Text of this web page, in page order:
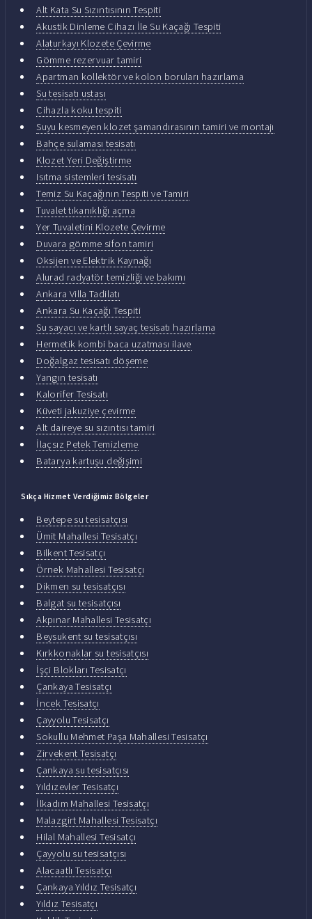
Alt Kata Su Sızıntısının Tespiti
Akustik Dinleme Cihazı İle Su Kaçağı Tespiti
Alaturkayı Klozete Çevirme
Gömme rezervuar tamiri
Apartman kollektör ve kolon boruları hazırlama
Su tesisatı ustası
Cihazla koku tespiti
Suyu kesmeyen klozet şamandırasının tamiri ve montajı
Bahçe sulaması tesisatı
Klozet Yeri Değiştirme
Isıtma sistemleri tesisatı
Temiz Su Kaçağının Tespiti ve Tamiri
Tuvalet tıkanıklığı açma
Yer Tuvaletini Klozete Çevirme
Duvara gömme sifon tamiri
Oksijen ve Elektrik Kaynağı
Alurad radyatör temizliği ve bakımı
Ankara Villa Tadilatı
Ankara Su Kaçağı Tespiti
Su sayacı ve kartlı sayaç tesisatı hazırlama
Hermetik kombi baca uzatması ilave
Doğalgaz tesisatı döşeme
Yangın tesisatı
Kalorifer Tesisatı
Küveti jakuziye çevirme
Alt daireye su sızıntısı tamiri
İlaçsız Petek Temizleme
Batarya kartuşu değişimi
Sıkça Hizmet Verdiğimiz Bölgeler
Beytepe su tesisatçısı
Ümit Mahallesi Tesisatçı
Bilkent Tesisatçı
Örnek Mahallesi Tesisatçı
Dikmen su tesisatçısı
Balgat su tesisatçısı
Akpınar Mahallesi Tesisatçı
Beysukent su tesisatçısı
Kırkkonaklar su tesisatçısı
İşçi Blokları Tesisatçı
Çankaya Tesisatçı
İncek Tesisatçı
Çayyolu Tesisatçı
Sokullu Mehmet Paşa Mahallesi Tesisatçı
Zirvekent Tesisatçı
Çankaya su tesisatçısı
Yıldızevler Tesisatçı
İlkadım Mahallesi Tesisatçı
Malazgirt Mahallesi Tesisatçı
Hilal Mahallesi Tesisatçı
Çayyolu su tesisatçısı
Alacaatlı Tesisatçı
Çankaya Yıldız Tesisatçı
Yıldız Tesisatçı